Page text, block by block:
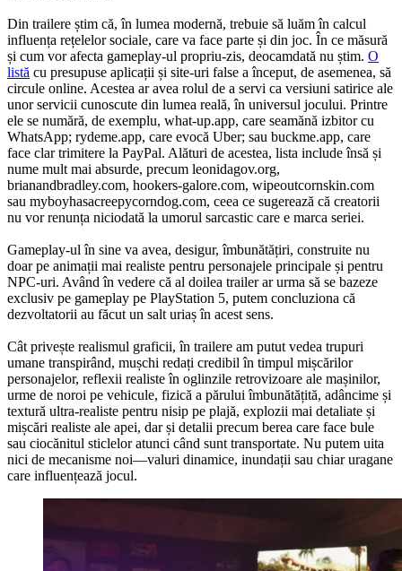
Din trailere știm că, în lumea modernă, trebuie să luăm în calcul
influența rețelelor sociale, care va face parte și din joc. În ce măsură
și cum vor afecta gameplay-ul propriu-zis, deocamdată nu știm. O
listă cu presupuse aplicații și site-uri false a început, de asemenea, să
circule online. Acestea ar avea rolul de a servi ca versiuni satirice ale
unor servicii cunoscute din lumea reală, în universul jocului. Printre
ele se numără, de exemplu, what-up.app, care seamănă izbitor cu
WhatsApp; rydeme.app, care evocă Uber; sau buckme.app, care
face clar trimitere la PayPal. Alături de acestea, lista include însă și
nume mult mai absurde, precum leonidagov.org,
brianandbradley.com, hookers-galore.com, wipeoutcornskin.com
sau myboyhasacreepycorndog.com, ceea ce sugerează că creatorii
nu vor renunța niciodată la umorul sarcastic care e marca seriei.
Gameplay-ul în sine va avea, desigur, îmbunătățiri, construite nu
doar pe animații mai realiste pentru personajele principale și pentru
NPC-uri. Având în vedere că al doilea trailer ar urma să se bazeze
exclusiv pe gameplay pe PlayStation 5, putem concluziona că
dezvoltatorii au făcut un salt uriaș în acest sens.
Cât privește realismul graficii, în trailere am putut vedea trupuri
umane transpirând, mușchi redați credibil în timpul mișcărilor
personajelor, reflexii realiste în oglinzile retrovizoare ale mașinilor,
urme de noroi pe vehicule, fizică a părului îmbunătățită, adâncime și
textură ultra-realiste pentru nisip pe plajă, explozii mai detaliate și
mișcări realiste ale apei, dar și detalii precum berea care face bule
sau ciocănitul sticlelor atunci când sunt transportate. Nu putem uita
nici de mecanisme noi—valuri dinamice, inundații sau chiar uragane
care influențează jocul.